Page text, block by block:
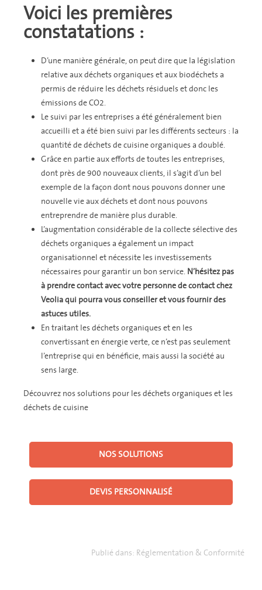
Voici les premières
constatations :
D’une manière générale, on peut dire que la législation
relative aux déchets organiques et aux biodéchets a
permis de réduire les déchets résiduels et donc les
émissions de CO2.
Le suivi par les entreprises a été généralement bien
accueilli et a été bien suivi par les différents secteurs : la
quantité de déchets de cuisine organiques a doublé.
Grâce en partie aux efforts de toutes les entreprises,
dont près de 900 nouveaux clients, il s’agit d’un bel
exemple de la façon dont nous pouvons donner une
nouvelle vie aux déchets et dont nous pouvons
entreprendre de manière plus durable.
L’augmentation considérable de la collecte sélective des
déchets organiques a également un impact
organisationnel et nécessite les investissements
nécessaires pour garantir un bon service. N’hésitez pas
à prendre contact avec votre personne de contact chez
Veolia qui pourra vous conseiller et vous fournir des
astuces utiles.
En traitant les déchets organiques et en les
convertissant en énergie verte, ce n’est pas seulement
l’entreprise qui en bénéficie, mais aussi la société au
sens large.
Découvrez nos solutions pour les déchets organiques et les
déchets de cuisine
NOS SOLUTIONS
DEVIS PERSONNALISÉ
Publié dans: Réglementation & Conformité